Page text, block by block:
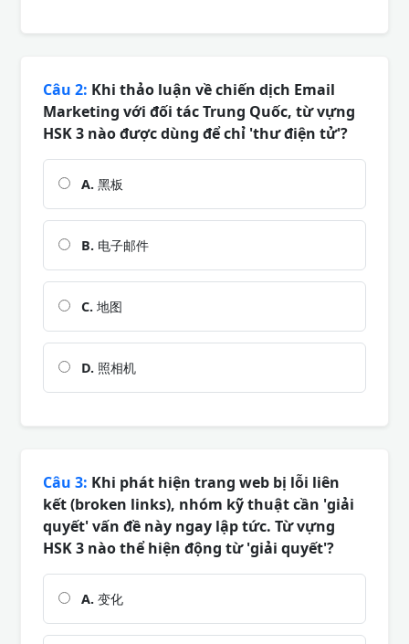
Câu 2: Khi thảo luận về chiến dịch Email
Marketing với đối tác Trung Quốc, từ vựng
HSK 3 nào được dùng để chỉ 'thư điện tử'?
A. 黑板
B. 电子邮件
C. 地图
D. 照相机
Câu 3: Khi phát hiện trang web bị lỗi liên
kết (broken links), nhóm kỹ thuật cần 'giải
quyết' vấn đề này ngay lập tức. Từ vựng
HSK 3 nào thể hiện động từ 'giải quyết'?
A. 变化